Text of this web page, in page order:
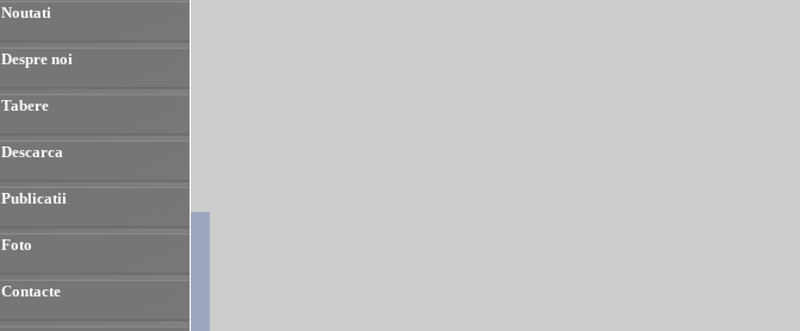
Noutati
Despre noi
Tabere
Descarca
Publicatii
Foto
Contacte